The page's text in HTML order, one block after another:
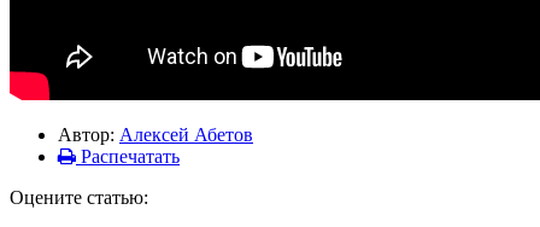
Автор: Алексей Абетов
Распечатать
Оцените статью: